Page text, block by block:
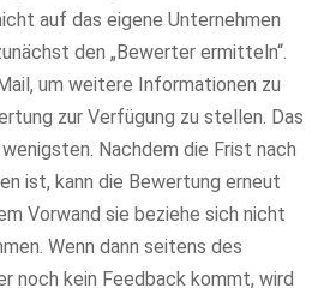
auf das eigene Unternehmen
den „Bewerter ermitteln“.
um weitere Informationen zu
zur Verfügung zu stellen. Das
Nachdem die Frist nach
ist, kann die Bewertung erneut
Vorwand sie beziehe sich nicht
Wenn dann seitens des
noch kein Feedback kommt, wird